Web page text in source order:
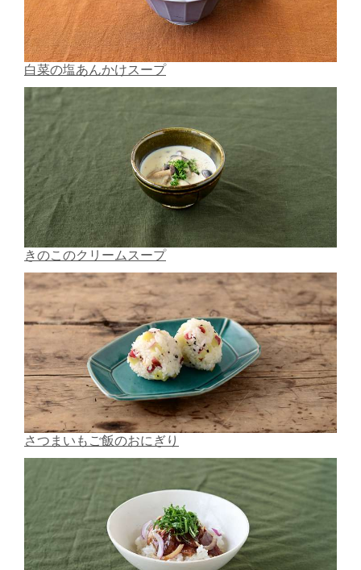
白菜の塩あんかけスープ
きのこのクリームスープ
さつまいもご飯のおにぎり